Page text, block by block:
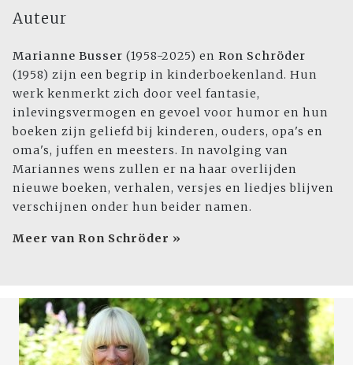
Auteur
Marianne Busser (1958-2025) en Ron Schröder
(1958) zijn een begrip in kinderboekenland. Hun
werk kenmerkt zich door veel fantasie,
inlevingsvermogen en gevoel voor humor en hun
boeken zijn geliefd bij kinderen, ouders, opa's en
oma's, juffen en meesters. In navolging van
Mariannes wens zullen er na haar overlijden
nieuwe boeken, verhalen, versjes en liedjes blijven
verschijnen onder hun beider namen.
Meer van Ron Schröder »